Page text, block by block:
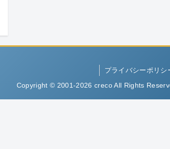
プライバシーポリシ
Copyright © 2001-2026 creco All Rights